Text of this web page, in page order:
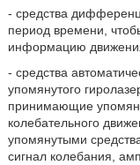
- средства
период времени,
информацию
- средства
упомянутого
принимающие
колебательного
упомянутыми
сигнал колебания,